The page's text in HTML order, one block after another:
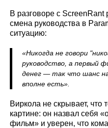
В разговоре с ScreenRant
смена руководства в
ситуацию:
«Никогда не говори
руководство, а первый
денег — так что шанс
вполне есть».
Виркола не скрывает, что
картине: он назвал себя
фильм» и уверен, что